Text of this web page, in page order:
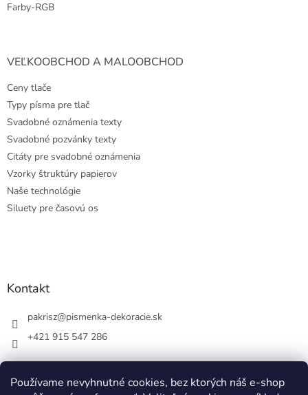
Používame nevyhnutné cookies, bez ktorých náš e-shop
Farby-RGB
VEĽKOOBCHOD A MALOOBCHOD
Ceny tlače
Typy písma pre tlač
Svadobné oznámenia texty
Svadobné pozvánky texty
Citáty pre svadobné oznámenia
Vzorky štruktúry papierov
Naše technológie
Siluety pre časovú os
Kontakt
pakrisz@pismenka-dekoracie.sk
+421 915 547 286